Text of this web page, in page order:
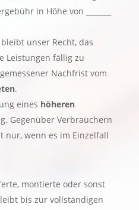
in Höhe von _______
unser Recht, das
Leistungen fällig zu
Nachfrist vom
.
eines höheren
Gegenüber Verbrauchern
nur, wenn es im Einzelfall
montierte oder sonst
bis zur vollständigen